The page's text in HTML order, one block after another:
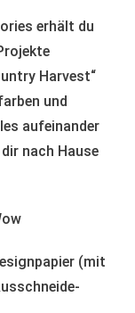
erhält du
Harvest“
und
aufeinander
nach Hause
(mit